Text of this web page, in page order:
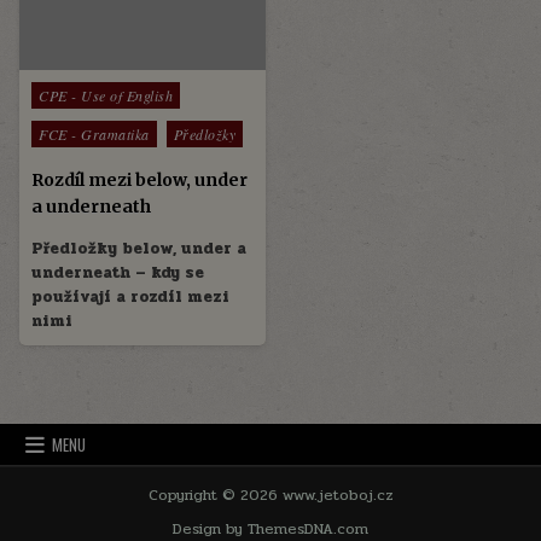
Posted
in
CPE - Use of English
FCE - Gramatika
Předložky
Rozdíl mezi below, under
a underneath
Předložky below, under a
underneath – kdy se
používají a rozdíl mezi
nimi
MENU
Copyright © 2026 www.jetoboj.cz
Design by ThemesDNA.com